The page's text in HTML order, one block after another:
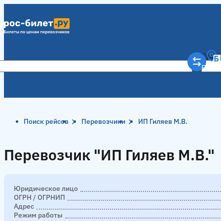
Куда
Поиск рейсов Перевозчики ИП Гиляев М.В.
Перевозчик "ИП Гиляев М.В."
Перевозчик "ИП Гиляев М.В."
Юридическое лицо
ОГРН / ОГРНИП
Адрес
Режим работы